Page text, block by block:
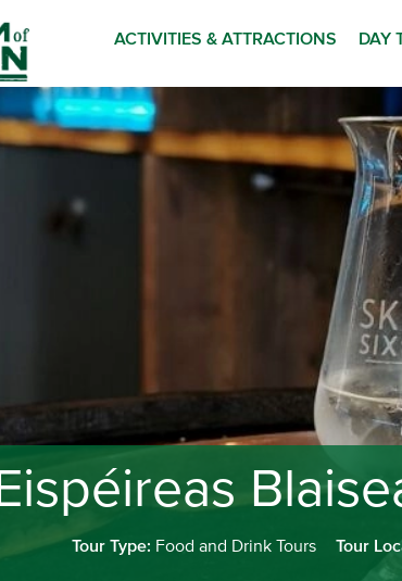
ACTIVITIES & ATTRACTIONS DAY
Eispéireas
Tour Type: Food and Drink Tours Tour